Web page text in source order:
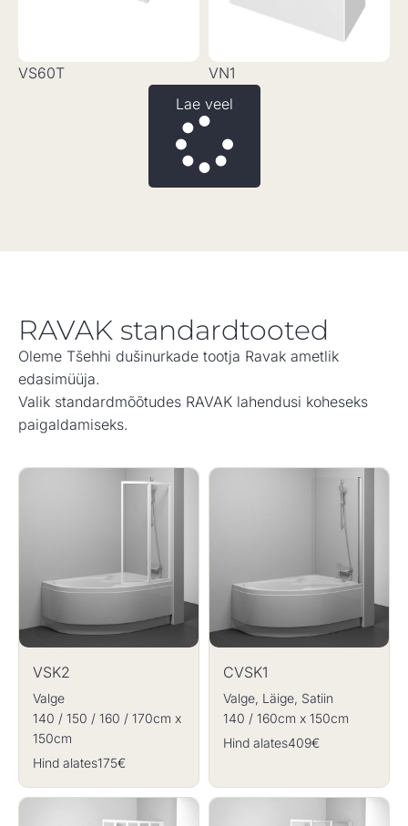
VS60T
VN1
Lae veel
RAVAK standardtooted
Oleme Tšehhi dušinurkade tootja Ravak ametlik
edasimüüja.
Valik standardmõõtudes RAVAK lahendusi koheseks
paigaldamiseks.
VSK2
Valge
140 / 150 / 160 / 170cm x
150cm
Hind alates175€
CVSK1
Valge, Läige, Satiin
140 / 160cm x 150cm
Hind alates409€